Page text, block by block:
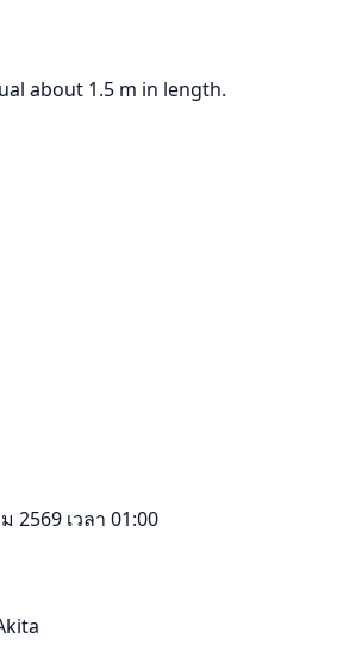
about 1.5 m in length.
2569 เวลา 01:00